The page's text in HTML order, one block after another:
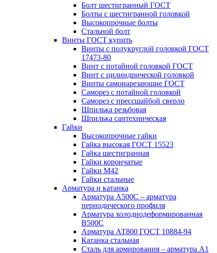
Болт шестигранный ГОСТ
Болты с шестигранной головкой
Высокопрочные болты
Стальной болт
Винты ГОСТ купить
Винты с полукруглой головкой ГОСТ
17473-80
Винт с потайной головкой ГОСТ
Винт с цилиндрической головкой
Винты самонарезающие ГОСТ
Саморез с потайной головкой
Саморез с прессшайбой сверло
Шпилька резьбовая
Шпилька сантехническая
Гайки
Высокопрочные гайки
Гайка высокая ГОСТ 15523
Гайка шестигранная
Гайки корончатые
Гайки М42
Гайки стальные
Арматура и катанка
Арматура А500С – арматура
периодического профиля
Арматура холоднодеформированная
В500С
Арматура АТ800 ГОСТ 10884-94
Катанка стальная
Сталь для армирования – арматура А1